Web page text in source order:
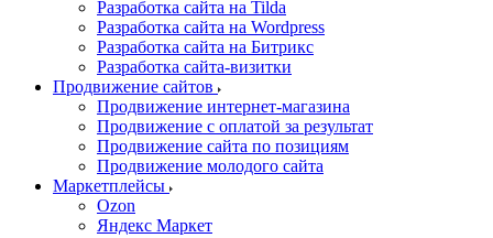
Разработка сайта на Tilda
Разработка сайта на Wordpress
Разработка сайта на Битрикс
Разработка сайта-визитки
Продвижение сайтов
Продвижение интернет-магазина
Продвижение с оплатой за результат
Продвижение сайта по позициям
Продвижение молодого сайта
Маркетплейсы
Ozon
Яндекс Маркет